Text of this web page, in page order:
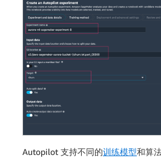
Autopilot 支持不同的训练模型和算